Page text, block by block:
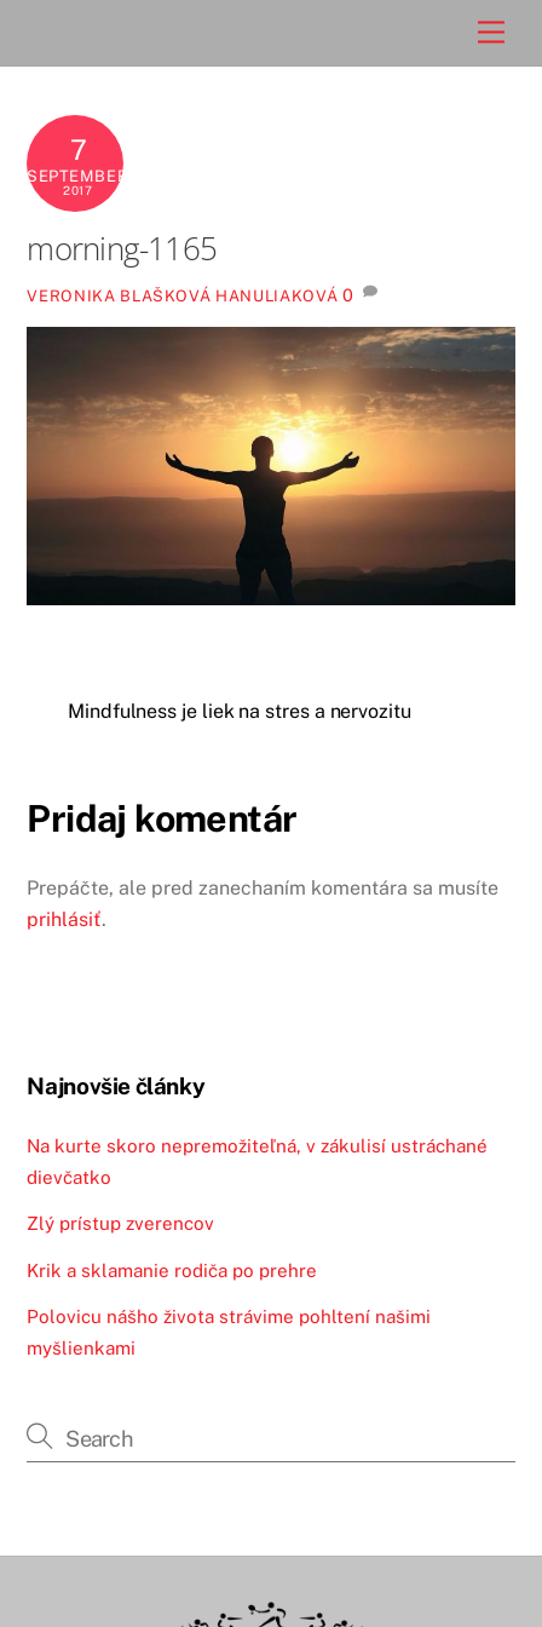
7
SEPTEMBER
2017
morning-1165
VERONIKA BLAŠKOVÁ HANULIAKOVÁ 0
Mindfulness je liek na stres a nervozitu
Pridaj komentár
Prepáčte, ale pred zanechaním komentára sa musíte
prihlásiť.
Najnovšie články
Na kurte skoro nepremožiteľná, v zákulisí ustráchané
dievčatko
Zlý prístup zverencov
Krik a sklamanie rodiča po prehre
Polovicu nášho života strávime pohltení našimi
myšlienkami